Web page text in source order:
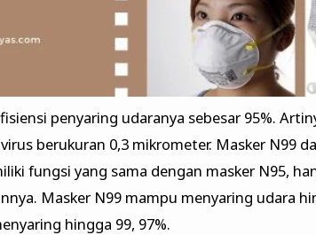
penyaring udaranya sebesar 95%.
berukuran 0,3 mikrometer. Masker N99
fungsi yang sama dengan masker N95,
Masker N99 mampu menyaring udara
hingga 99, 97%.